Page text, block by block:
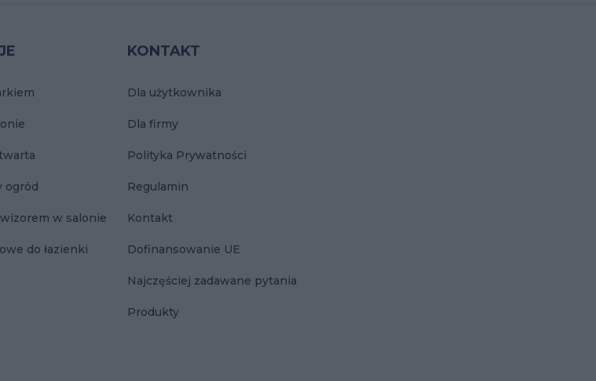
ogród
w salonie
do łazienki
KONTAKT
Dla użytkownika
Dla firmy
Polityka Prywatności
Regulamin
Kontakt
Dofinansowanie UE
Najczęściej zadawane pytania
Produkty